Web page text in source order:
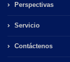
Perspectivas
Servicio
Contáctenos